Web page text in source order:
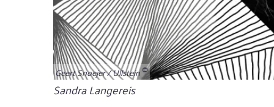
Geert Snoejer / Ullstein
Bildunterschrift
Sandra Langereis